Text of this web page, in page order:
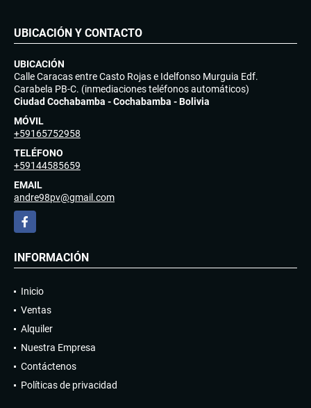
UBICACIÓN Y CONTACTO
UBICACIÓN
Calle Caracas entre Casto Rojas e Idelfonso Murguia Edf.
Carabela PB-C. (inmediaciones teléfonos automáticos)
Ciudad Cochabamba - Cochabamba - Bolivia
MÓVIL
+59165752958
TELÉFONO
+59144585659
EMAIL
andre98pv@gmail.com
Facebook
INFORMACIÓN
Inicio
Ventas
Alquiler
Nuestra Empresa
Contáctenos
Políticas de privacidad